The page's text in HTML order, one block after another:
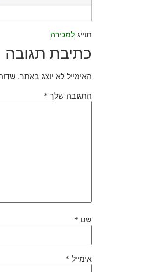
תוייג למכירה
כתיבת תגובה
האימייל לא יוצג באתר.
התגובה שלך *
שם *
אימייל *